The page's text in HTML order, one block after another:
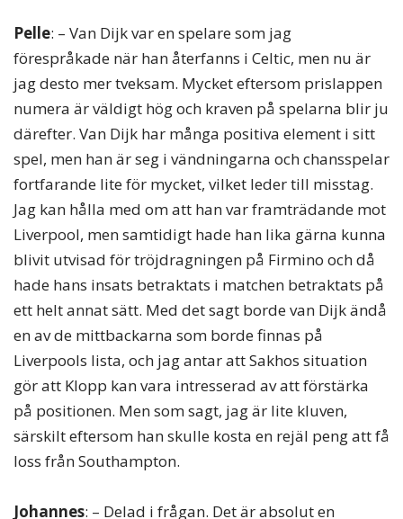
Pelle: – Van Dijk var en spelare som jag
förespråkade när han återfanns i Celtic, men nu är
jag desto mer tveksam. Mycket eftersom prislappen
numera är väldigt hög och kraven på spelarna blir ju
därefter. Van Dijk har många positiva element i sitt
spel, men han är seg i vändningarna och chansspelar
fortfarande lite för mycket, vilket leder till misstag.
Jag kan hålla med om att han var framträdande mot
Liverpool, men samtidigt hade han lika gärna kunna
blivit utvisad för tröjdragningen på Firmino och då
hade hans insats betraktats i matchen betraktats på
ett helt annat sätt. Med det sagt borde van Dijk ändå
en av de mittbackarna som borde finnas på
Liverpools lista, och jag antar att Sakhos situation
gör att Klopp kan vara intresserad av att förstärka
på positionen. Men som sagt, jag är lite kluven,
särskilt eftersom han skulle kosta en rejäl peng att få
loss från Southampton.
Johannes: – Delad i frågan. Det är absolut en